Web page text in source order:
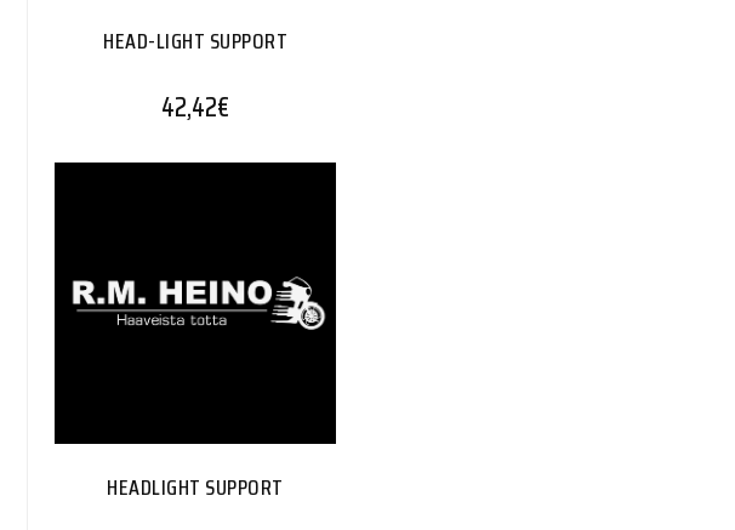
HEAD-LIGHT SUPPORT
42,42€
HEADLIGHT SUPPORT